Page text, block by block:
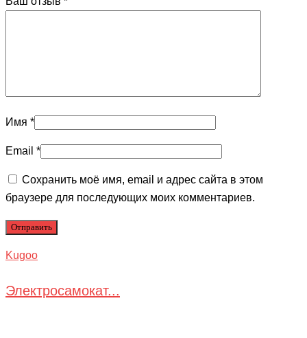
Имя *
Email *
Сохранить моё имя, email и адрес сайта в этом
браузере для последующих моих комментариев.
Kugoo
Электросамокат...